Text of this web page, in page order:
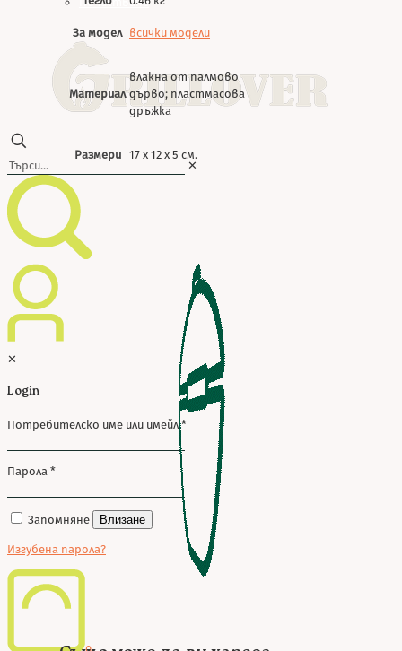
✕
✕
Login
Потребителско име или имейл*
Парола *
Запомняне Влизане
Изгубена парола?
За модел всички модели
Материал
влакна от палмово
дърво; пластмасова
дръжка
Размери 17 х 12 х 5 см.